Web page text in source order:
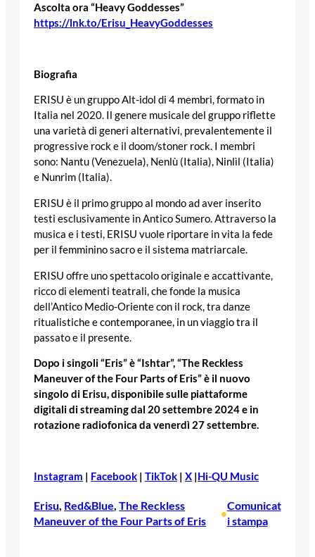
Ascolta ora “Heavy Goddesses”
https://lnk.to/Erisu_HeavyGoddesses
Biografia
ERISU è un gruppo Alt-idol di 4 membri, formato in
Italia nel 2020. Il genere musicale del gruppo riflette
una varietà di generi alternativi, prevalentemente il
progressive rock e il doom/stoner rock. I membri
sono: Nantu (Venezuela), Nenlù (Italia), Ninlìl (Italia)
e Nunrim (Italia).
ERISU è il primo gruppo al mondo ad aver inserito
testi esclusivamente in Antico Sumero. Attraverso la
musica e i testi, ERISU vuole riportare in vita la fede
per il femminino sacro e il sistema matriarcale.
ERISU offre uno spettacolo originale e accattivante,
ricco di elementi teatrali, che fonde la musica
dell’Antico Medio-Oriente con il rock, tra danze
ritualistiche e contemporanee, in un viaggio tra il
passato e il presente.
Dopo i singoli “Eris” è “Ishtar”, “The Reckless
Maneuver of the Four Parts of Eris” è il nuovo
singolo di Erisu, disponibile sulle piattaforme
digitali di streaming dal 20 settembre 2024 e in
rotazione radiofonica da venerdì 27 settembre.
Instagram | Facebook | TikTok | X |Hi-QU Music
Erisu Red&Blue The Reckless
Maneuver of the Four Parts of Eris
•
Comunicat
i stampa